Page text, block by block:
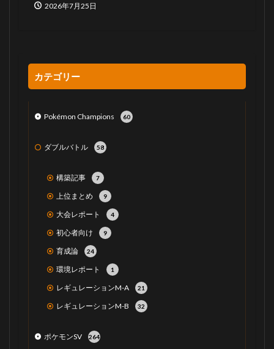
2026年7月25日
カテゴリー
Pokémon Champions 60
ダブルバトル 58
構築記事 7
上位まとめ 9
大会レポート 4
初心者向け 9
育成論 24
環境レポート 1
レギュレーションM-A 21
レギュレーションM-B 32
ポケモンSV 264